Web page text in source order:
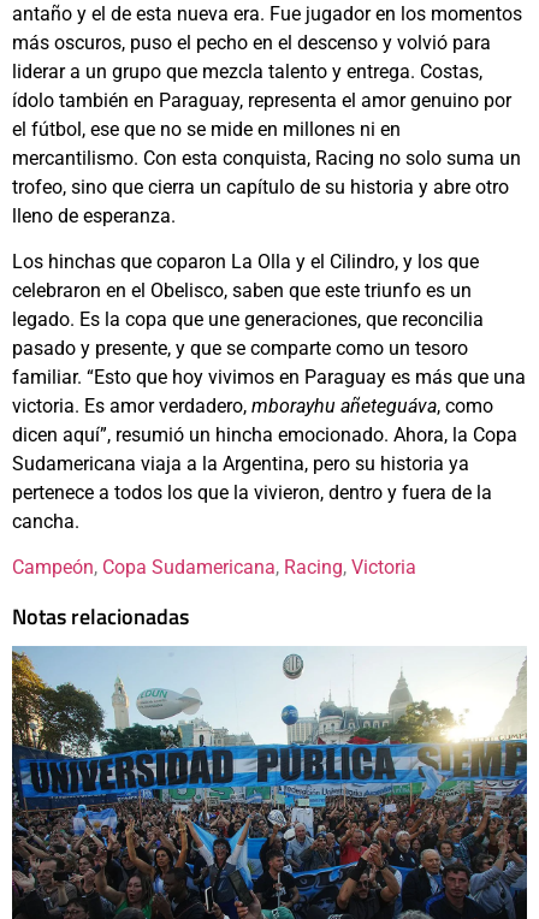
antaño y el de esta nueva era. Fue jugador en los momentos
más oscuros, puso el pecho en el descenso y volvió para
liderar a un grupo que mezcla talento y entrega. Costas,
ídolo también en Paraguay, representa el amor genuino por
el fútbol, ese que no se mide en millones ni en
mercantilismo. Con esta conquista, Racing no solo suma un
trofeo, sino que cierra un capítulo de su historia y abre otro
lleno de esperanza.
Los hinchas que coparon La Olla y el Cilindro, y los que
celebraron en el Obelisco, saben que este triunfo es un
legado. Es la copa que une generaciones, que reconcilia
pasado y presente, y que se comparte como un tesoro
familiar. “Esto que hoy vivimos en Paraguay es más que una
victoria. Es amor verdadero, mborayhu añeteguáva, como
dicen aquí”, resumió un hincha emocionado. Ahora, la Copa
Sudamericana viaja a la Argentina, pero su historia ya
pertenece a todos los que la vivieron, dentro y fuera de la
cancha.
Campeón, Copa Sudamericana, Racing, Victoria
Notas relacionadas